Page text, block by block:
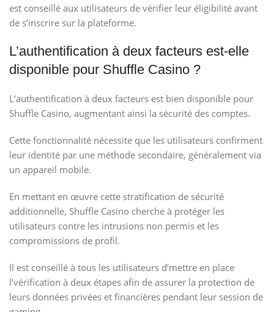
est conseillé aux utilisateurs de vérifier leur éligibilité avant
de s’inscrire sur la plateforme.
L’authentification à deux facteurs est-elle
disponible pour Shuffle Casino ?
L’authentification à deux facteurs est bien disponible pour
Shuffle Casino, augmentant ainsi la sécurité des comptes.
Cette fonctionnalité nécessite que les utilisateurs confirment
leur identité par une méthode secondaire, généralement via
un appareil mobile.
En mettant en œuvre cette stratification de sécurité
additionnelle, Shuffle Casino cherche à protéger les
utilisateurs contre les intrusions non permis et les
compromissions de profil.
Il est conseillé à tous les utilisateurs d’mettre en place
l’vérification à deux étapes afin de assurer la protection de
leurs données privées et financières pendant leur session de